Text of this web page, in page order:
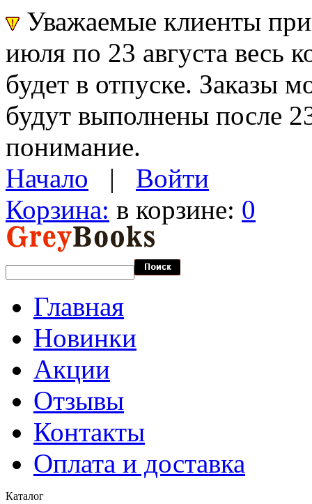
Уважаемые клиенты
июля по 23 августа весь
будет в отпуске. Заказы
будут выполнены после
понимание.
Начало | Войти
Корзина: в корзине: 0
Главная
Новинки
Акции
Отзывы
Контакты
Оплата и доставка
Каталог